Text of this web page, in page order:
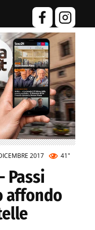
2017 41"
Passi
affondo